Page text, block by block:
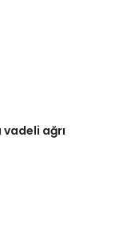
vadeli ağrı